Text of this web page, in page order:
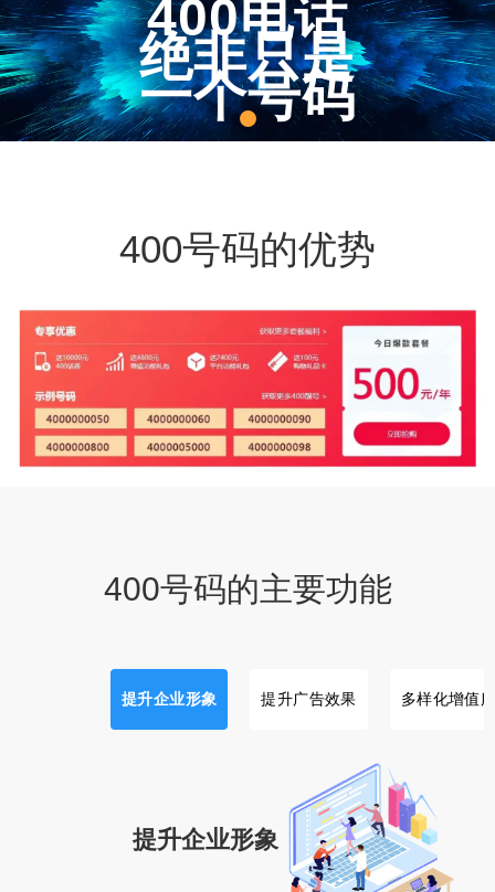
400电话
绝非只是
一个号码
400号码的优势
400号码的主要功能
提升企业形象 提升广告效果 多样化增值
提升企业形象